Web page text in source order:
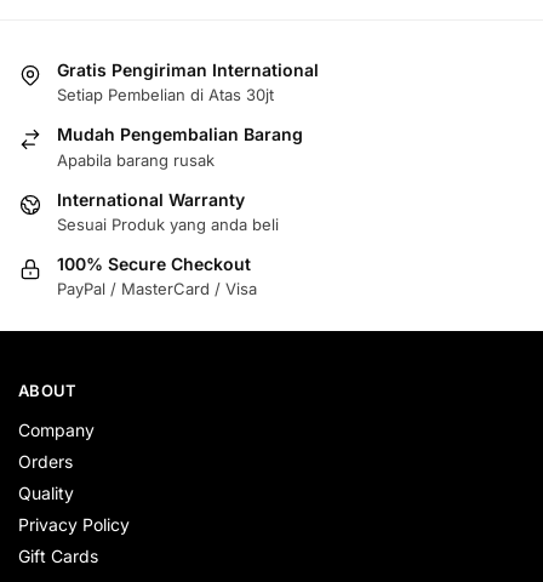
Gratis Pengiriman International
Setiap Pembelian di Atas 30jt
Mudah Pengembalian Barang
Apabila barang rusak
International Warranty
Sesuai Produk yang anda beli
100% Secure Checkout
PayPal / MasterCard / Visa
ABOUT
Company
Orders
Quality
Privacy Policy
Gift Cards